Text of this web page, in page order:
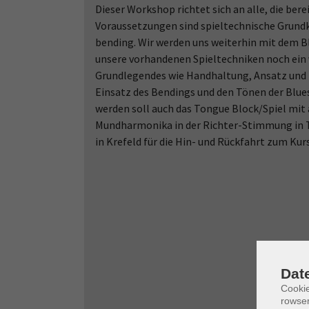
Dieser Workshop richtet sich an alle, die
Voraussetzungen sind spieltechnische
bending. Wir werden uns weiterhin mit dem
unsere vorhandenen Spieltechniken noch
Grundlegendes wie Handhaltung, Ansatz
Einsatz des Bendings und den Tönen der
werden soll auch das Tongue Block/Spiel
Mundharmonika in der Richter-Stimmung in
in Krefeld für die Hin- und Rückfahrt zum